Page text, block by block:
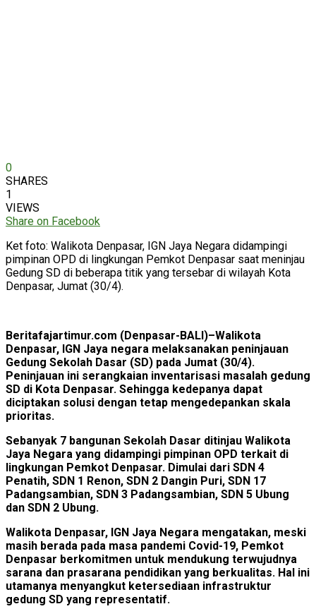
0
SHARES
1
VIEWS
Share on Facebook
Ket foto: Walikota Denpasar, IGN Jaya Negara didampingi
pimpinan OPD di lingkungan Pemkot Denpasar saat meninjau
Gedung SD di beberapa titik yang tersebar di wilayah Kota
Denpasar, Jumat (30/4).
Beritafajartimur.com (Denpasar-BALI)–Walikota
Denpasar, IGN Jaya negara melaksanakan peninjauan
Gedung Sekolah Dasar (SD) pada Jumat (30/4).
Peninjauan ini serangkaian inventarisasi masalah gedung
SD di Kota Denpasar. Sehingga kedepanya dapat
diciptakan solusi dengan tetap mengedepankan skala
prioritas.
Sebanyak 7 bangunan Sekolah Dasar ditinjau Walikota
Jaya Negara yang didampingi pimpinan OPD terkait di
lingkungan Pemkot Denpasar. Dimulai dari SDN 4
Penatih, SDN 1 Renon, SDN 2 Dangin Puri, SDN 17
Padangsambian, SDN 3 Padangsambian, SDN 5 Ubung
dan SDN 2 Ubung.
Walikota Denpasar, IGN Jaya Negara mengatakan, meski
masih berada pada masa pandemi Covid-19, Pemkot
Denpasar berkomitmen untuk mendukung terwujudnya
sarana dan prasarana pendidikan yang berkualitas. Hal ini
utamanya menyangkut ketersediaan infrastruktur
gedung SD yang representatif.